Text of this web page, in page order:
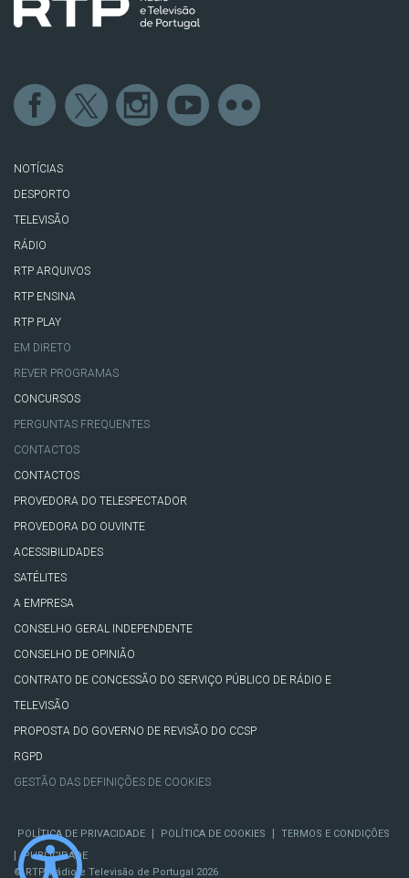
NOTÍCIAS
DESPORTO
TELEVISÃO
RÁDIO
RTP ARQUIVOS
RTP ENSINA
RTP PLAY
EM DIRETO
REVER PROGRAMAS
CONCURSOS
PERGUNTAS FREQUENTES
CONTACTOS
CONTACTOS
PROVEDORA DO TELESPECTADOR
PROVEDORA DO OUVINTE
ACESSIBILIDADES
SATÉLITES
A EMPRESA
CONSELHO GERAL INDEPENDENTE
CONSELHO DE OPINIÃO
CONTRATO DE CONCESSÃO DO SERVIÇO PÚBLICO DE RÁDIO E
TELEVISÃO
PROPOSTA DO GOVERNO DE REVISÃO DO CCSP
RGPD
GESTÃO DAS DEFINIÇÕES DE COOKIES
POLÍTICA DE PRIVACIDADE POLÍTICA DE COOKIES TERMOS E CONDIÇÕES
PUBLICIDADE
© RTP, Rádio e Televisão de Portugal 2026